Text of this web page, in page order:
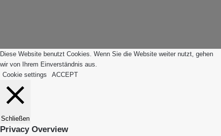
Diese Website benutzt Cookies. Wenn Sie die Website weiter nutzt, gehen
wir von Ihrem Einverständnis aus.
Cookie settings
ACCEPT
Schließen
Privacy Overview